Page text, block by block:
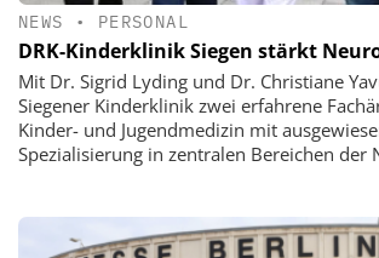
NEWS • PERSONAL
DRK-Kinderklinik Siegen stärkt
Mit Dr. Sigrid Lyding und Dr. Christiane
Siegener Kinderklinik zwei erfahrene
Kinder- und Jugendmedizin mit
Spezialisierung in zentralen Bereichen der